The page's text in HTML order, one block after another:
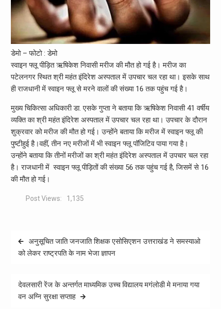
डेमो – फोटो : डेमो
स्वाइन फ्लू पीड़ित ऋषिकेश निवासी मरीज की मौत हो गई है। मरीज का
पटेलनगर स्थित श्री महंत इंदिरेश अस्पताल में उपचार चल रहा था। इसके साथ
ही राजधानी में स्वाइन फ्लू से मरने वालों की संख्या 16 तक पहुंच गई है।
मुख्य चिकित्सा अधिकारी डा. एसके गुप्ता ने बताया कि ऋषिकेश निवासी 41 वर्षीय
व्यक्ति का श्री महंत इंदिरेश अस्पताल में उपचार चल रहा था। उपचार के दौरान
शुक्रवार को मरीज की मौत हो गई। उन्होंने बताया कि मरीज में स्वाइन फ्लू की
पुष्टीहुई है।वहीं, तीन नए मरीजों में भी स्वाइन फ्लू पॉजिटिव पाया गया है।
उन्होंने बताया कि तीनों मरीजों का श्री महंत इंदिरेश अस्पताल में उपचार चल रहा
है। राजधानी में स्वाइन फ्लू पीड़ितों की संख्या 56 तक पहुंच गई है, जिसमें से 16
की मौत हो गई।
Post Views: 1,135
Post
navigation
अनुसूचित जाति जनजाति शिक्षक एसोसिएशन उत्तराखंड ने समस्याओ
को लेकर राष्ट्रपति के नाम भेजा ज्ञापन
देवलसारी रेंज के अन्तर्गत माध्यमिक उच्च विद्यालय मगंलोडी मे मनाया गया
वन अग्नि सुरक्षा सप्ताह